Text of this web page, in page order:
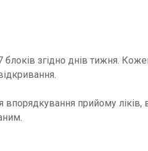
згідно днів тижня.
прийому ліків,